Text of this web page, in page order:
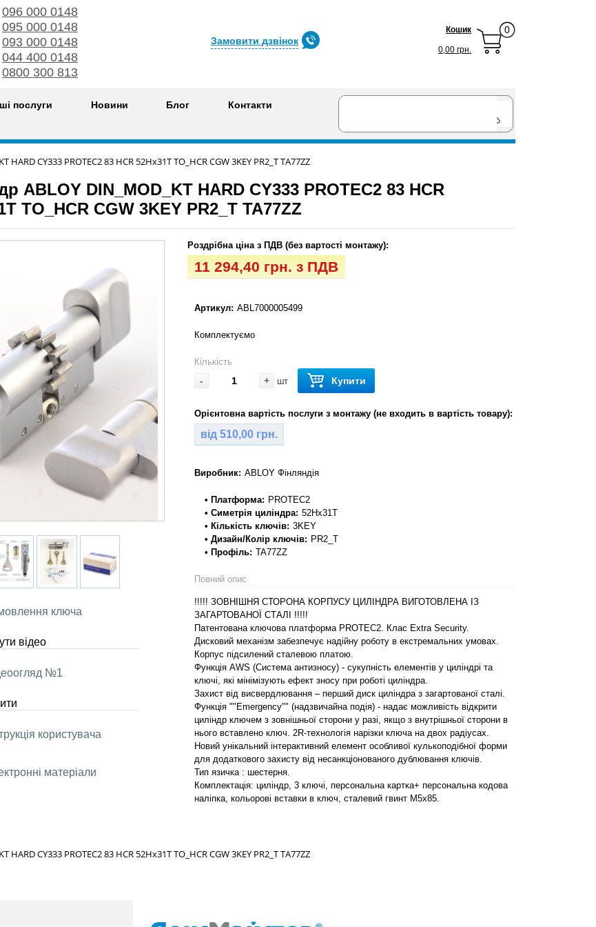
096 000 0148
095 000 0148
093 000 0148
044 400 0148
0800 300 813
Замовити дзвінок
Кошик
0,00 грн.
0
послуги Новини Блог Контакти
HARD CY333 PROTEC2 83 HCR 52Hx31T TO_HCR CGW 3KEY PR2_T TA77ZZ
ABLOY DIN_MOD_KT HARD CY333 PROTEC2 83 HCR
TO_HCR CGW 3KEY PR2_T TA77ZZ
ключа
відео
№1
користувача
матеріали
Роздрібна ціна з ПДВ (без вартості монтажу):
11 294,40 грн. з ПДВ
Артикул: ABL7000005499
Комплектуємо
Кількість
- + шт Купити
Орієнтовна вартість послуги з монтажу (не входить в вартість товару):
від 510,00 грн.
Виробник: ABLOY Фінляндія
• Платформа: PROTEC2
• Симетрія циліндра: 52Hx31T
• Кількість ключів: 3KEY
• Дизайн/Колір ключів: PR2_T
• Профіль: TA77ZZ
Повний опис
!!!!! ЗОВНІШНЯ СТОРОНА КОРПУСУ ЦИЛІНДРА ВИГОТОВЛЕНА ІЗ
ЗАГАРТОВАНОЇ СТАЛІ !!!!!
Патентована ключова платформа PROTEC2. Клас Extra Security.
Дисковий механізм забезпечує надійну роботу в екстремальних умовах.
Корпус підсилений сталевою платою.
Функція AWS (Система антизносу) - сукупність елементів у циліндрі та
ключі, які мінімізують ефект зносу при роботі циліндра.
Захист від висвердлювання – перший диск циліндра з загартованої сталі.
Функція ""Emergency"" (надзвичайна подія) - надає можливість відкрити
циліндр ключем з зовнішньої сторони у разі, якщо з внутрішньої сторони в
нього вставлено ключ. 2R-технологія нарізки ключа на двох радіусах.
Новий унікальний інтерактивний елемент особливої кулькоподібної форми
для додаткового захисту від несанкціонованого дублювання ключів.
Тип язичка : шестерня.
Комплектація: циліндр, 3 ключі, персональна картка+ персональна кодова
наліпка, кольорові вставки в ключ, сталевий гвинт М5х85.
HARD CY333 PROTEC2 83 HCR 52Hx31T TO_HCR CGW 3KEY PR2_T TA77ZZ